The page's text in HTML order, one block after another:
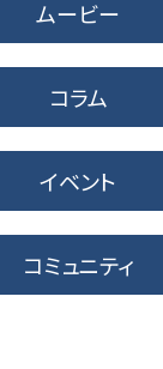
ムービー
コラム
イベント
コミュニティ